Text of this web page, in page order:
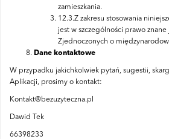
zamieszkania.
12.3.Z zakresu stosowania
jest w szczególności prawo
Zjednoczonych o
Dane kontaktowe
W przypadku jakichkolwiek pytań, sugestii,
Aplikacji, prosimy o kontakt:
Kontakt@bezuzyteczna.pl
Dawid Tek
66398233